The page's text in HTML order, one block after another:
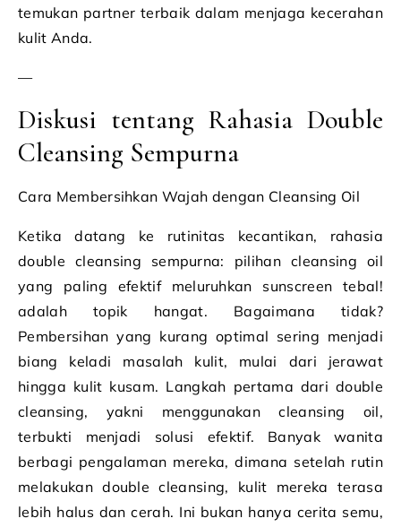
temukan partner terbaik dalam menjaga kecerahan
kulit Anda.
—
Diskusi tentang Rahasia Double
Cleansing Sempurna
Cara Membersihkan Wajah dengan Cleansing Oil
Ketika datang ke rutinitas kecantikan, rahasia
double cleansing sempurna: pilihan cleansing oil
yang paling efektif meluruhkan sunscreen tebal!
adalah topik hangat. Bagaimana tidak?
Pembersihan yang kurang optimal sering menjadi
biang keladi masalah kulit, mulai dari jerawat
hingga kulit kusam. Langkah pertama dari double
cleansing, yakni menggunakan cleansing oil,
terbukti menjadi solusi efektif. Banyak wanita
berbagi pengalaman mereka, dimana setelah rutin
melakukan double cleansing, kulit mereka terasa
lebih halus dan cerah. Ini bukan hanya cerita semu,